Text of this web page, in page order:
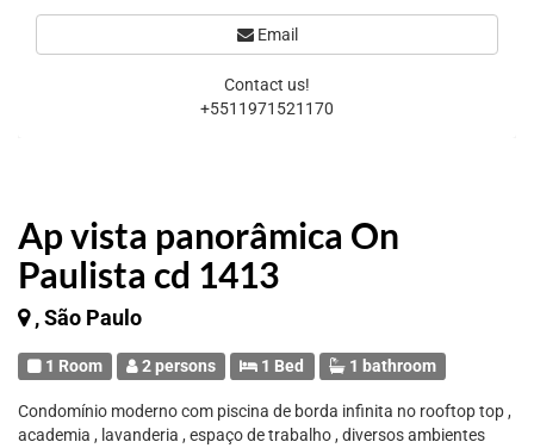
Ap vista panorâmica On
Paulista cd 1413
, São Paulo
1 Room 2 persons 1 Bed 1 bathroom
Condomínio moderno com piscina de borda infinita no rooftop top ,
academia , lavanderia , espaço de trabalho , diversos ambientes
Email
Contact us!
+5511971521170